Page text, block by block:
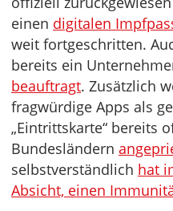
einen digitalen
weit fortgeschritten.
bereits ein
beauftragt. Zusätzlich
fragwürdige Apps als
„Eintrittskarte“ bereits
Bundesländern
selbstverständlich hat
Absicht, einen